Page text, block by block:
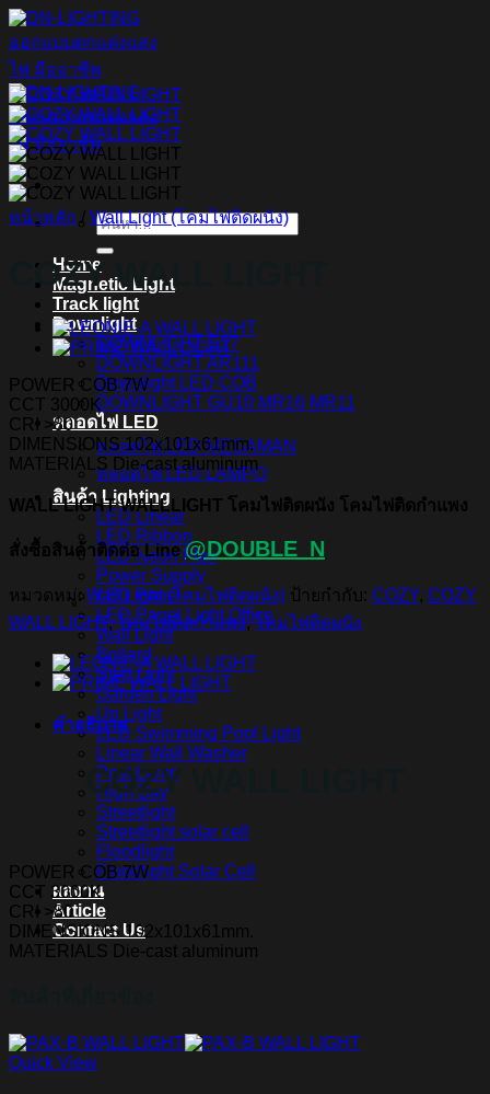
ข้าม
ไป
ยัง
เนื้อหา
ค้นหา:
Home
Magnetic Light
Track light
Downlight
DOWNLIGHT E27
DOWNLIGHT AR111
Downlight LED COB
DOWNLIGHT GU10 MR16 MR11
หลอดไฟ LED
หลอดไฟ LED MEGAMAN
หลอดไฟ LED LAMPO
สินค้า Lighting
LED Linear
LED Ribbon
LED Neon Flex
Power Supply
LED Panel
LED Panel Light Office
Wall Light
Bollard
Step Light
Garden Light
Up Light
LED Swimming Pool Light
Linear Wall Washer
Post Lamp
High Bay
Streetlight
Streetlight solar cell
Floodlight
Floodlight Solar Cell
ผลงาน
Article
Contact Us
หน้าหลัก / Wall Light (โคมไฟติดผนัง)
COZY WALL LIGHT
POWER COB 7W
CCT 3000K
CRI >80
DIMENSIONS 102x101x61mm.
MATERIALS Die-cast aluminum
WALL LIGHT WALLLIGHT โคมไฟติดผนัง โคมไฟติดกำแพง
สั่งซื้อสินค้าติดต่อ Line @DOUBLE_N
หมวดหมู่: Wall Light (โคมไฟติดผนัง) ป้ายกำกับ: COZY, COZY
WALL LIGHT,โคมไฟติดกำแพง,โคมไฟติดผนัง
คำอธิบาย
COZY WALL LIGHT
POWER COB 7W
CCT 3000K
CRI >80
DIMENSIONS 102x101x61mm.
MATERIALS Die-cast aluminum
Quick View